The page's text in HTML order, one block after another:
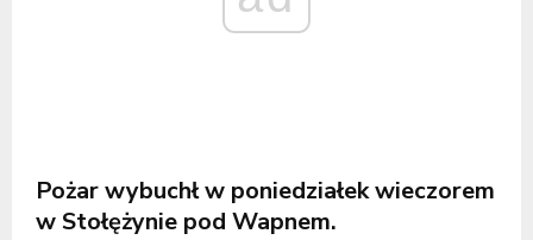
Pożar wybuchł w poniedziałek wieczorem
w Stołężynie pod Wapnem.